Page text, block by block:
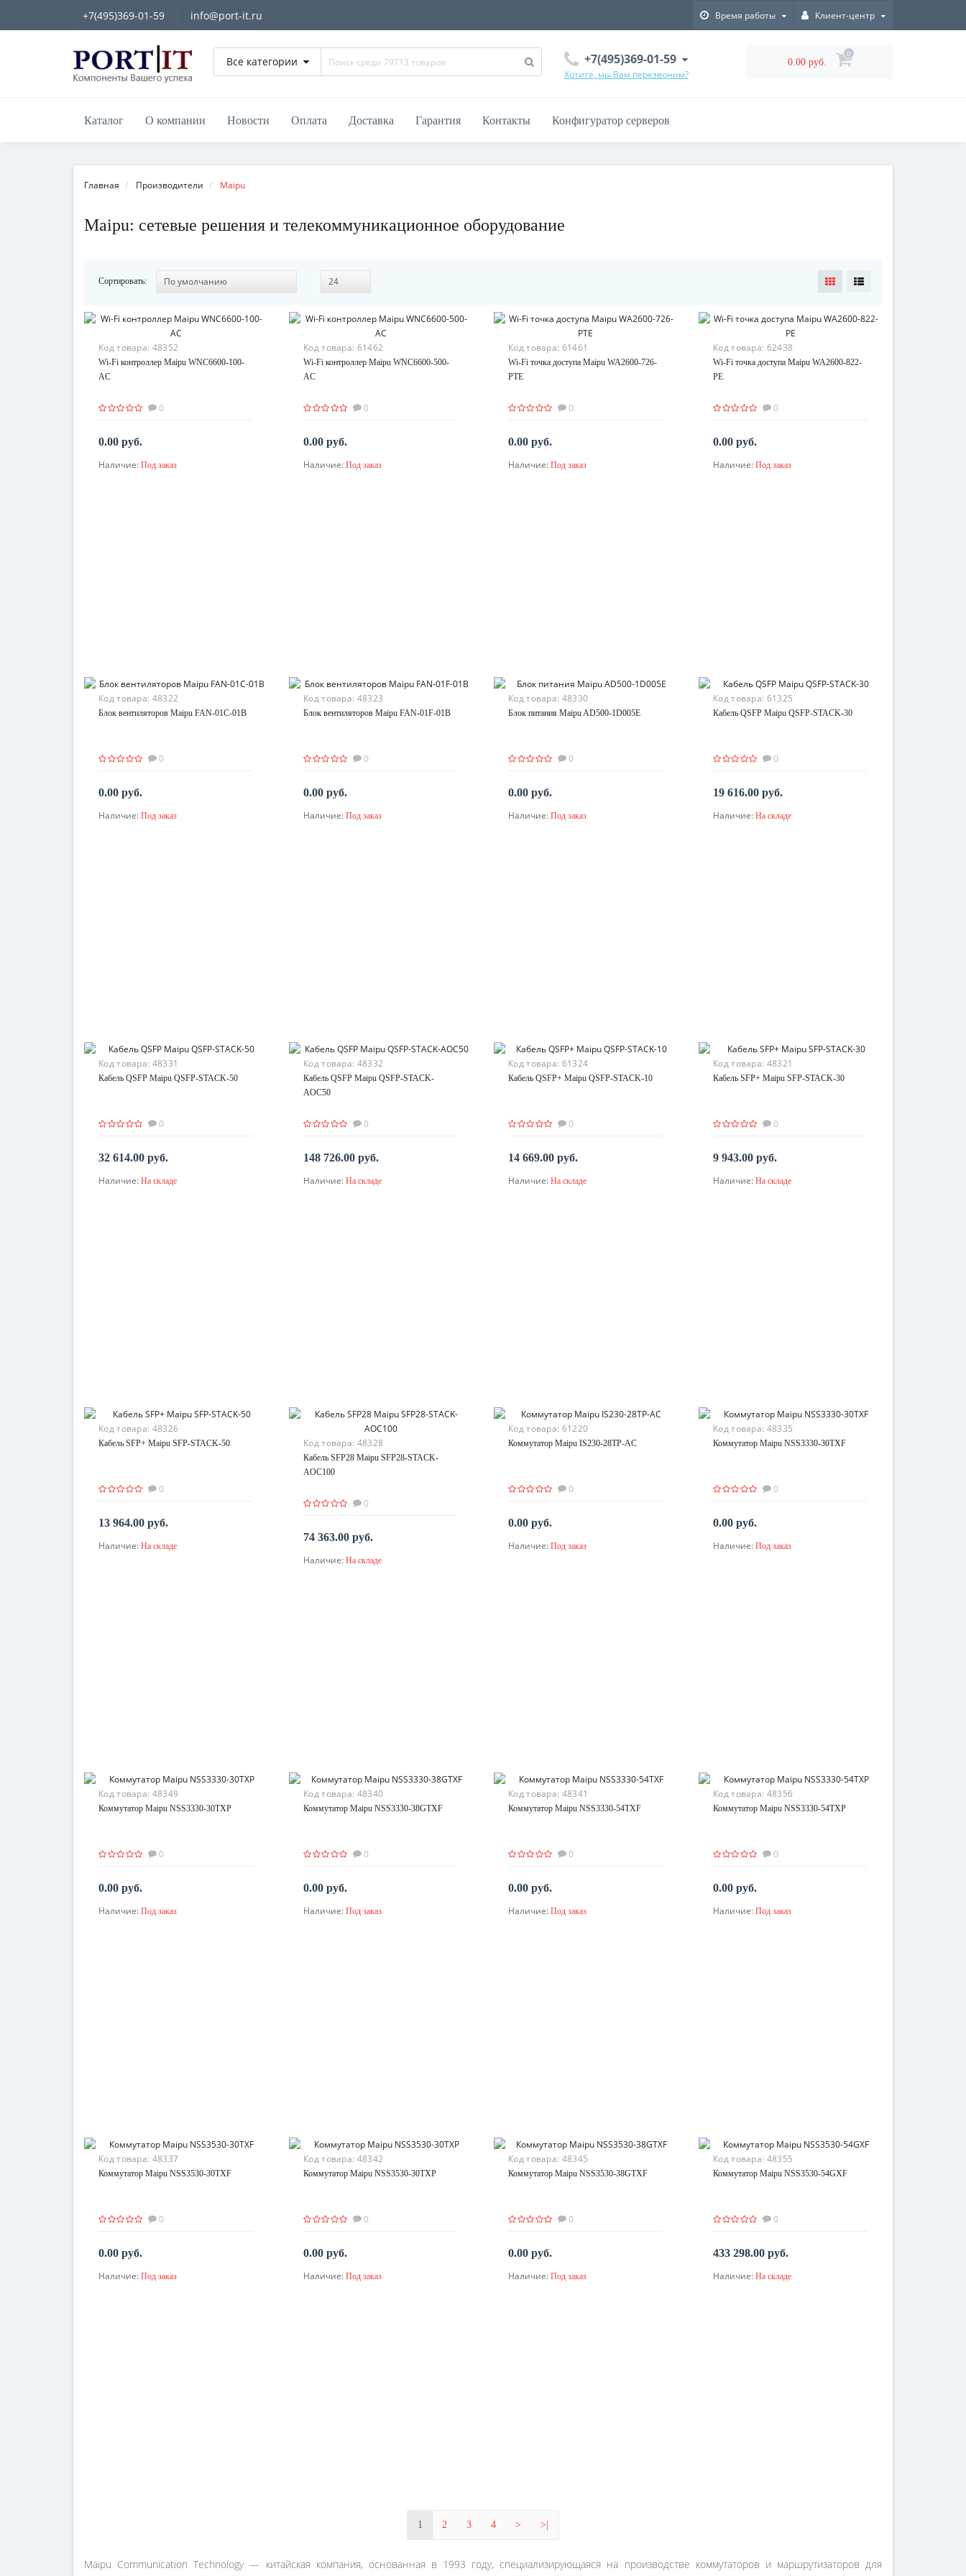
+7(495)369-01-59 info@port-it.ru Время работы Клиент-центр
Все категории +7(495)369-01-59
Хотите, мы Вам перезвоним?
0.00 руб.
0
Каталог О компании Новости Оплата Доставка Гарантия Контакты Конфигуратор серверов
Главная Производители Maipu
Maipu: сетевые решения и телекоммуникационное оборудование
Сортировать:
Код товара: 48352
Wi-Fi контроллер Maipu WNC6600-100-
AC
0
0.00 руб.
По запросу
Наличие: Под заказ
Код товара: 61462
Wi-Fi контроллер Maipu WNC6600-500-
AC
0
0.00 руб.
По запросу
Наличие: Под заказ
Код товара: 61461
Wi-Fi точка доступа Maipu WA2600-726-
PTE
0
0.00 руб.
По запросу
Наличие: Под заказ
Код товара: 62438
Wi-Fi точка доступа Maipu WA2600-822-
PE
0
0.00 руб.
По запросу
Наличие: Под заказ
Код товара: 48322
Блок вентиляторов Maipu FAN-01C-01B
0
0.00 руб.
По запросу
Наличие: Под заказ
Код товара: 48323
Блок вентиляторов Maipu FAN-01F-01B
0
0.00 руб.
По запросу
Наличие: Под заказ
Код товара: 48330
Блок питания Maipu AD500-1D005E
0
0.00 руб.
По запросу
Наличие: Под заказ
Код товара: 61325
Кабель QSFP Maipu QSFP-STACK-30
0
19 616.00 руб.
В корзину
Наличие: На складе
Код товара: 48331
Кабель QSFP Maipu QSFP-STACK-50
0
32 614.00 руб.
В корзину
Наличие: На складе
Код товара: 48332
Кабель QSFP Maipu QSFP-STACK-
AOC50
0
148 726.00 руб.
В корзину
Наличие: На складе
Код товара: 61324
Кабель QSFP+ Maipu QSFP-STACK-10
0
14 669.00 руб.
В корзину
Наличие: На складе
Код товара: 48321
Кабель SFP+ Maipu SFP-STACK-30
0
9 943.00 руб.
В корзину
Наличие: На складе
Код товара: 48326
Кабель SFP+ Maipu SFP-STACK-50
0
13 964.00 руб.
В корзину
Наличие: На складе
Код товара: 48328
Кабель SFP28 Maipu SFP28-STACK-
AOC100
0
74 363.00 руб.
В корзину
Наличие: На складе
Код товара: 61220
Коммутатор Maipu IS230-28TP-AC
0
0.00 руб.
По запросу
Наличие: Под заказ
Код товара: 48335
Коммутатор Maipu NSS3330-30TXF
0
0.00 руб.
По запросу
Наличие: Под заказ
Код товара: 48349
Коммутатор Maipu NSS3330-30TXP
0
0.00 руб.
По запросу
Наличие: Под заказ
Код товара: 48340
Коммутатор Maipu NSS3330-38GTXF
0
0.00 руб.
По запросу
Наличие: Под заказ
Код товара: 48341
Коммутатор Maipu NSS3330-54TXF
0
0.00 руб.
По запросу
Наличие: Под заказ
Код товара: 48356
Коммутатор Maipu NSS3330-54TXP
0
0.00 руб.
По запросу
Наличие: Под заказ
Код товара: 48337
Коммутатор Maipu NSS3530-30TXF
0
0.00 руб.
По запросу
Наличие: Под заказ
Код товара: 48342
Коммутатор Maipu NSS3530-30TXP
0
0.00 руб.
По запросу
Наличие: Под заказ
Код товара: 48345
Коммутатор Maipu NSS3530-38GTXF
0
0.00 руб.
По запросу
Наличие: Под заказ
Код товара: 48355
Коммутатор Maipu NSS3530-54GXF
0
433 298.00 руб.
В корзину
Наличие: На складе
1 2 3 4 > >|
Maipu Communication Technology — китайская компания, основанная в 1993 году, специализирующаяся на производстве коммутаторов и маршрутизаторов для